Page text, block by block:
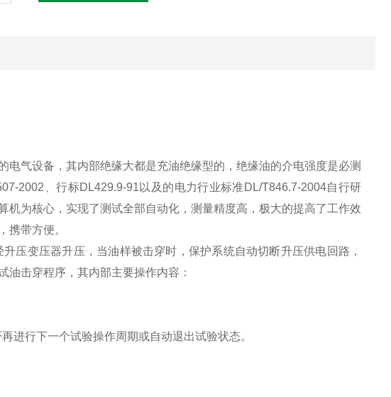
气设备，其内部绝缘大都是充油绝缘型的，绝缘油的介电强度是必测
2002、行标DL429.9-91以及的电力行业标准DL/T846.7-2004自行研
为核心，实现了测试全部自动化，测量精度高，极大的提高了工作效
携带方便。
压变压器升压，当油样被击穿时，保护系统自动切断升压供电回路，
击穿程序，其内部主要操作内容：
进行下一个试验操作周期或自动退出试验状态。